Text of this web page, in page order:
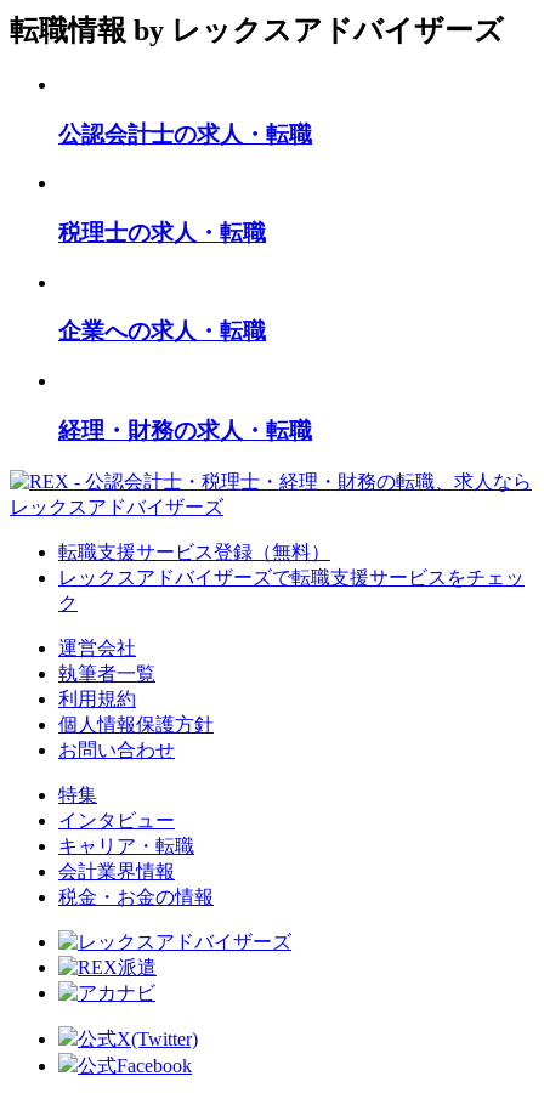
転職情報 by レックスアドバイザーズ
公認会計士の求人・転職
税理士の求人・転職
企業への求人・転職
経理・財務の求人・転職
転職支援サービス登録（無料）
レックスアドバイザーズで転職支援サービスをチェッ
ク
運営会社
執筆者一覧
利用規約
個人情報保護方針
お問い合わせ
特集
インタビュー
キャリア・転職
会計業界情報
税金・お金の情報
公式X(Twitter)
公式Facebook